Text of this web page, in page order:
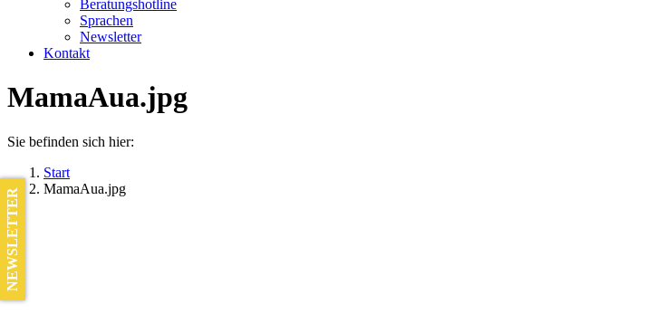
Beratungshotline
Sprachen
Newsletter
Kontakt
MamaAua.jpg
Sie befinden sich hier:
Start
MamaAua.jpg
NEWSLETTER